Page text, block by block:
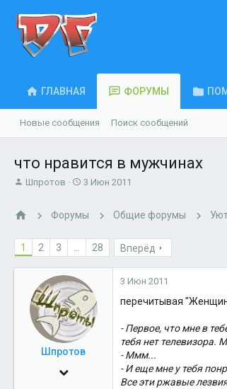
ГЛАВНАЯ ФОРУМЫ
Новые сообщения Поиск сообщений
что нравится в мужчинах
А
е
м
Шпротов
Д
а
ч
а
л
а
3 Июн 2011
Форумы Общие форумы
1 2 3 ... 28 Вперёд
Шпротов
15 Окт 2009
3 Июн 2011
перечитывая
- Первое, что мне в
тебя нет
- Ммм...
- И еще мне у тебя
Все эти ржавые